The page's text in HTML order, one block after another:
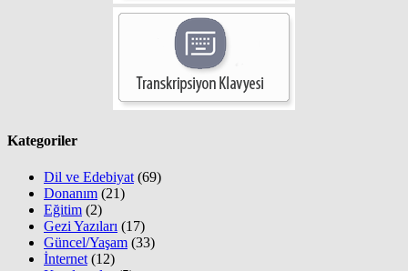
Kategoriler
Dil ve Edebiyat (69)
Donanım (21)
Eğitim (2)
Gezi Yazıları (17)
Güncel/Yaşam (33)
İnternet (12)